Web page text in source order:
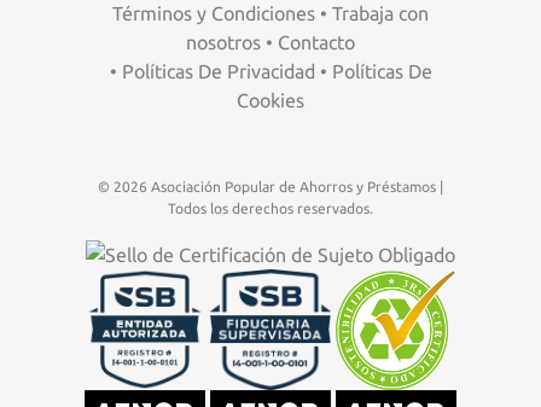
Términos y Condiciones • Trabaja con
nosotros • Contacto
• Políticas De Privacidad • Políticas De
Cookies
© 2026 Asociación Popular de Ahorros y Préstamos |
Todos los derechos reservados.